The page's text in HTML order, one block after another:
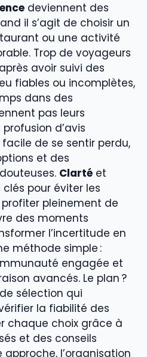
deviennent des
il s’agit de choisir un
ou une activité
Trop de voyageurs
avoir suivi des
fiables ou incomplètes,
dans des
pas leurs
d’avis
de se sentir perdu,
et des
Clarté et
clés pour éviter les
pleinement de
des moments
l’incertitude en
méthode simple :
engagée et
avancés. Le plan ?
sélection qui
la fiabilité des
chaque choix grâce à
et des conseils
l’organisation